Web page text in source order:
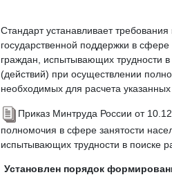
Стандарт устанавливает
государственной поддержки в
граждан, испытывающих трудности
(действий) при осуществлении
необходимых для расчета
Приказ Минтруда России от
полномочия в сфере занятости
испытывающих трудности в поиске
Установлен порядок